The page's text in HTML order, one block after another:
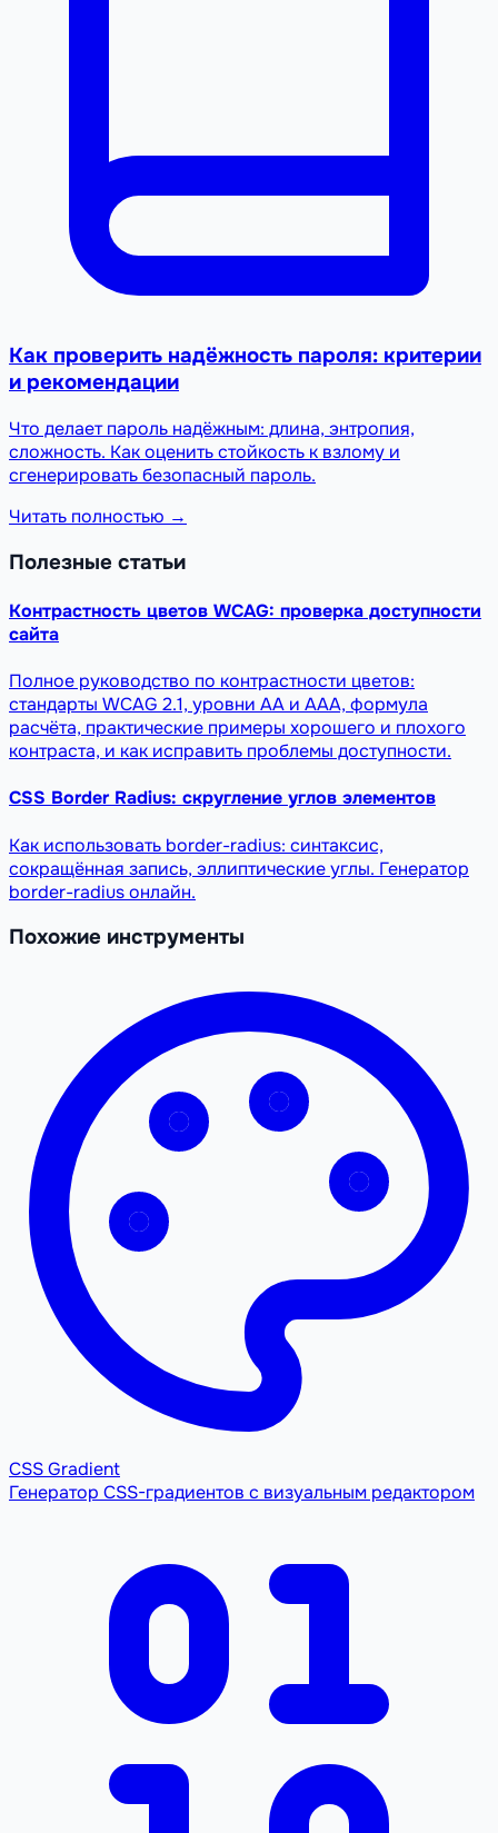
Как проверить надёжность пароля: критерии
и рекомендации
Что делает пароль надёжным: длина, энтропия,
сложность. Как оценить стойкость к взлому и
сгенерировать безопасный пароль.
Читать полностью →
Полезные статьи
Контрастность цветов WCAG: проверка доступности
сайта
Полное руководство по контрастности цветов:
стандарты WCAG 2.1, уровни AA и AAA, формула
расчёта, практические примеры хорошего и плохого
контраста, и как исправить проблемы доступности.
CSS Border Radius: скругление углов элементов
Как использовать border-radius: синтаксис,
сокращённая запись, эллиптические углы. Генератор
border-radius онлайн.
Похожие инструменты
CSS Gradient
Генератор CSS-градиентов с визуальным редактором